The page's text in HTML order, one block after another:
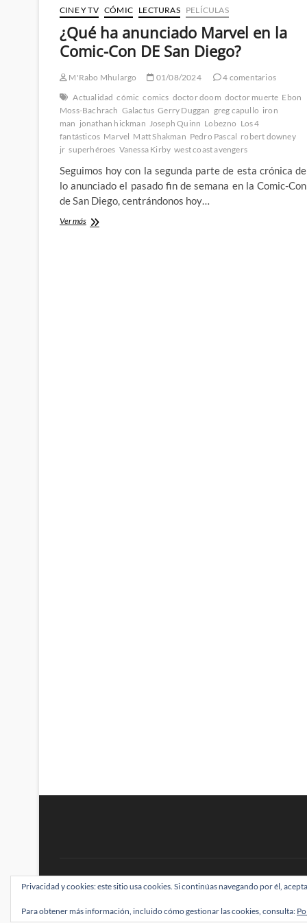
CINE Y TV CÓMIC LECTURAS PELÍCULAS
¿Qué ha anunciado Marvel en la
Comic-Con DE San Diego?
M'Rabo Mhulargo 01/08/2024
4 comentarios
Actualidad cómic comics doctor doom doctor muerte Ebon
Moss-Bachrach Galactus Gerry Duggan greg capullo iron
man jonathan hickman Joseph Quinn Lobezno Los 4
fantásticos Marvel Matt Shakman Pedro Pascal robert downey
jr superhéroes Vanessa Kirby west coast avengers
Seguimos hoy con la segunda parte de esta crónica de
lo anunciado el pasado fin de semana en la Comic-Con
de San Diego, centrándonos hoy…
Ver más¿Qué
BRAINSTOMPING| Diseñado por:Theme Freesia|WordPress| ©
Privacidad y cookies: este sitio usa cookies. Si continúas navegando por él,
Para obtener más información, incluido cómo gestionar las cookies, consulta: